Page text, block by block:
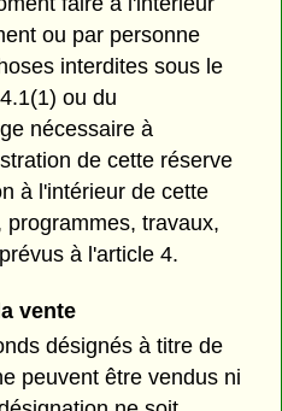
ou par personne
interdites sous le
ou du
nécessaire à
de cette réserve
à l'intérieur de cette
travaux,
à l'article 4.
vente
désignés à titre de
peuvent être vendus ni